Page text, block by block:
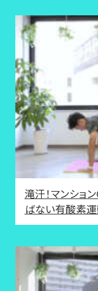
滝汗！マンショ
ばない有酸素運